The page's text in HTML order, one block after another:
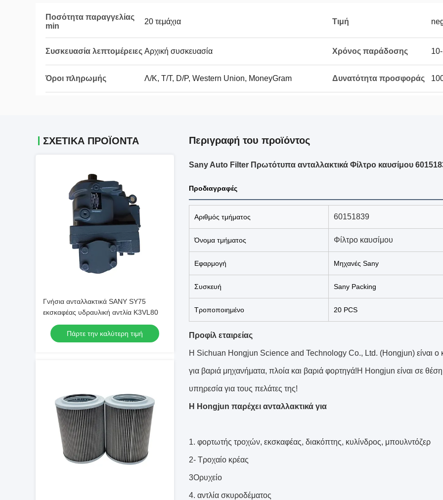
Ποσότητα παραγγελίας
min
20 τεμάχια Τιμή
Συσκευασία λεπτομέρειες Αρχική συσκευασία Χρόνος παράδοσης
Όροι πληρωμής Λ/Κ, T/T, D/P, Western Union, MoneyGram Δυνατότητα προσφοράς
ΣΧΕΤΙΚΑ ΠΡΟΪΟΝΤΑ
Γνήσια ανταλλακτικά SANY SY75
εκσκαφέας υδραυλική αντλία K3VL80
Πάρτε την καλύτερη τιμή
Περιγραφή του προϊόντος
Sany Auto Filter Πρωτότυπα ανταλλακτικά Φίλτρο καυσίμου
Προδιαγραφές
Αριθμός τμήματος 60151839
Όνομα τμήματος Φίλτρο καυσίμου
Εφαρμογή Μηχανές Sany
Συσκευή Sany Packing
Τροποποιημένο 20 PCS
Προφίλ εταιρείας
Η Sichuan Hongjun Science and Technology Co., Ltd. (Hongjun) είναι ο
για βαριά μηχανήματα, πλοία και βαριά φορτηγά!Η Hongjun είναι σε
υπηρεσία για τους πελάτες της!
Η Hongjun παρέχει ανταλλακτικά για
1. φορτωτής τροχών, εκσκαφέας, διακόπτης, κυλίνδρος, μπουλντόζερ
2- Τροχαίο κρέας
3Ορυχείο
4. αντλία σκυροδέματος